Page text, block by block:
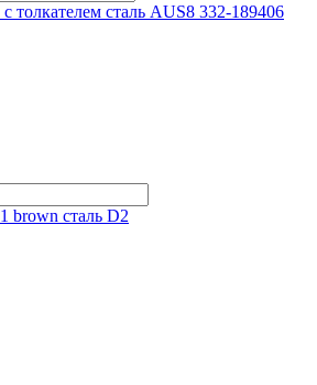
сталь AUS8 332-189406
brown сталь D2